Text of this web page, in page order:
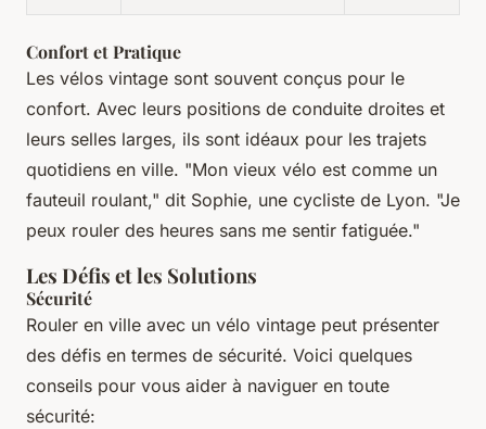
Confort et Pratique
Les vélos vintage sont souvent conçus pour le
confort. Avec leurs positions de conduite droites et
leurs selles larges, ils sont idéaux pour les trajets
quotidiens en ville. "Mon vieux vélo est comme un
fauteuil roulant," dit Sophie, une cycliste de Lyon. "Je
peux rouler des heures sans me sentir fatiguée."
Les Défis et les Solutions
Sécurité
Rouler en ville avec un vélo vintage peut présenter
des défis en termes de sécurité. Voici quelques
conseils pour vous aider à naviguer en toute
sécurité: